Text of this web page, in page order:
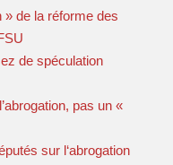
» de la réforme des
de spéculation
pas un «
sur l‘abrogation